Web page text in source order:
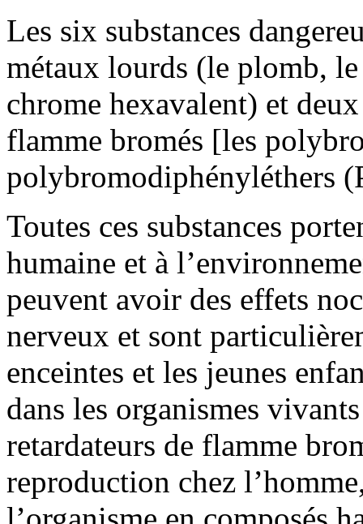
Les six substances
métaux lourds (le plomb,
chrome hexavalent) et
flamme bromés [les
polybromodiphényléthers
Toutes ces substances
humaine et à
peuvent avoir des effets
nerveux et sont
enceintes et les jeunes
dans les organismes
retardateurs de flamme
reproduction chez